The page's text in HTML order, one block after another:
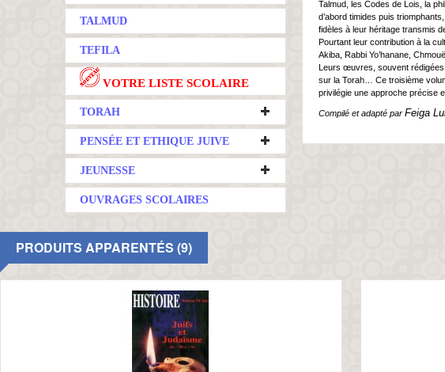
TALMUD
TEFILA
VOTRE LISTE SCOLAIRE
TORAH
PENSÉE ET ETHIQUE JUIVE
JEUNESSE
OUVRAGES SCOLAIRES
Talmud, les Codes de Lois, la
d’abord timides puis
fidèles à leur héritage transmis
Pourtant leur contribution à la
Akiba, Rabbi Yo’hanane,
Leurs œuvres, souvent rédigées
sur la Torah… Ce troisième
privilégie une approche précise
Compilé et adapté par Feiga
PRODUITS APPARENTÉS (9)